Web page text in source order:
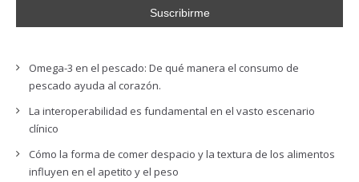
Omega-3 en el pescado: De qué manera el consumo de
pescado ayuda al corazón.
La interoperabilidad es fundamental en el vasto escenario
clínico
Cómo la forma de comer despacio y la textura de los alimentos
influyen en el apetito y el peso